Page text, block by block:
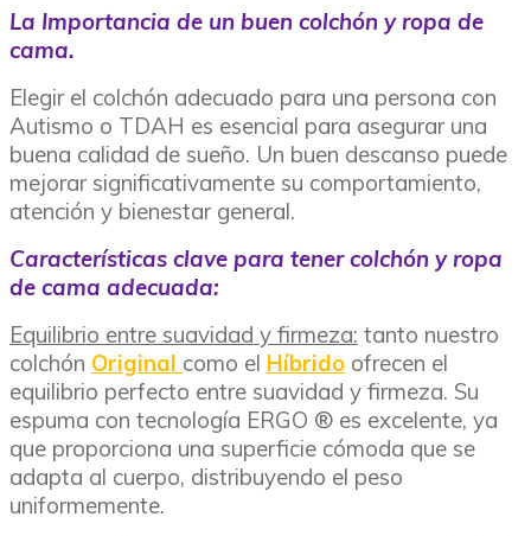
La Importancia de un buen colchón y ropa de
cama.
Elegir el colchón adecuado para una persona con
Autismo o TDAH es esencial para asegurar una
buena calidad de sueño. Un buen descanso puede
mejorar significativamente su comportamiento,
atención y bienestar general.
Características clave para tener colchón y ropa
de cama adecuada:
Equilibrio entre suavidad y firmeza: tanto nuestro
colchón Original como el Híbrido ofrecen el
equilibrio perfecto entre suavidad y firmeza. Su
espuma con tecnología ERGO ® es excelente, ya
que proporciona una superficie cómoda que se
adapta al cuerpo, distribuyendo el peso
uniformemente.